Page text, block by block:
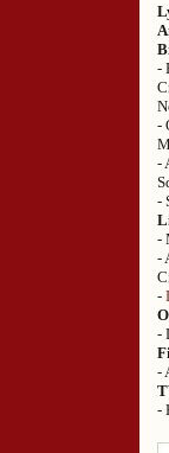
-
-
-
-
-
-
-
-
-
-